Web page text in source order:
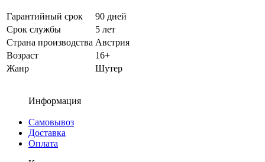
Гарантийный срок
90 дней
Срок службы
5 лет
Страна производства Австрия
Возраст
16+
Жанр
Шутер
Информация
Самовывоз
Доставка
Оплата